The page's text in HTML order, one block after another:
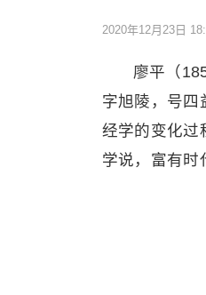
2020年12月23日
廖平（
字旭陵，号四
经学的变化过
学说，富有时